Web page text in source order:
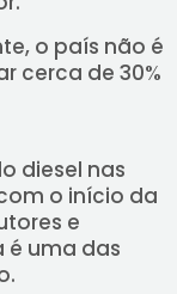
o país não é
cerca de 30%
diesel nas
o início da
e
é uma das